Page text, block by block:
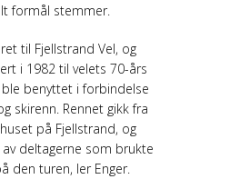
formål stemmer.
til Fjellstrand Vel, og
i 1982 til velets 70-års
benyttet i forbindelse
skirenn. Rennet gikk fra
på Fjellstrand, og
deltagerne som brukte
den turen, ler Enger.